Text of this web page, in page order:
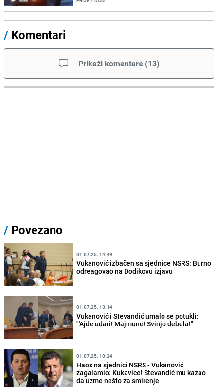
/ Komentari
Prikaži komentare (13)
/ Povezano
01.07.25. 14:49
Vukanović izbačen sa sjednice NSRS: Burno
odreagovao na Dodikovu izjavu
01.07.25. 13:14
Vukanović i Stevandić umalo se potukli:
"'Ajde udari! Majmune! Svinjo debela!"
01.07.25. 10:24
Haos na sjednici NSRS - Vukanović
zagalamio: Kukavice! Stevandić mu kazao
da uzme nešto za smirenje